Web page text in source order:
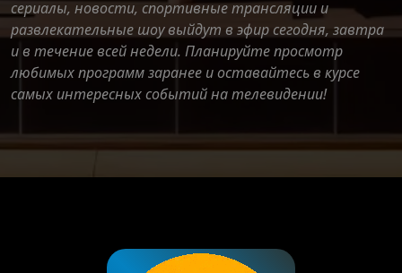
сериалы, новости, спортивные трансляции и
развлекательные шоу выйдут в эфир сегодня, завтра
и в течение всей недели. Планируйте просмотр
любимых программ заранее и оставайтесь в курсе
самых интересных событий на телевидении!